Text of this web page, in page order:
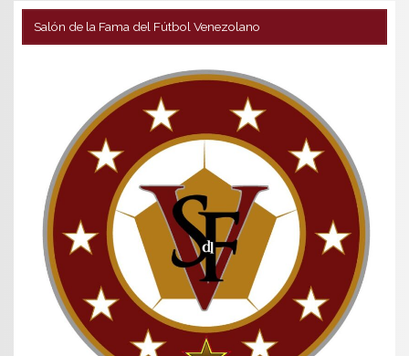
Salón de la Fama del Fútbol Venezolano